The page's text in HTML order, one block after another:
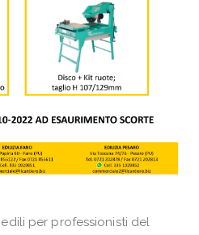
per professionisti del